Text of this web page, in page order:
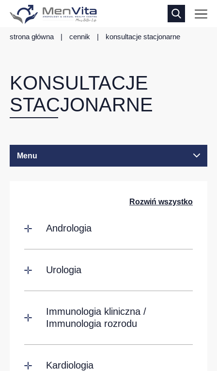
strona główna | cennik | konsultacje stacjonarne
KONSULTACJE
STACJONARNE
Menu
Rozwiń wszystko
Andrologia
Urologia
Immunologia kliniczna /
Immunologia rozrodu
Kardiologia